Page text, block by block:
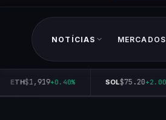
NOTÍCIAS MERCADOS
ETH$1,919+0.40% SOL$75.20+2.00%